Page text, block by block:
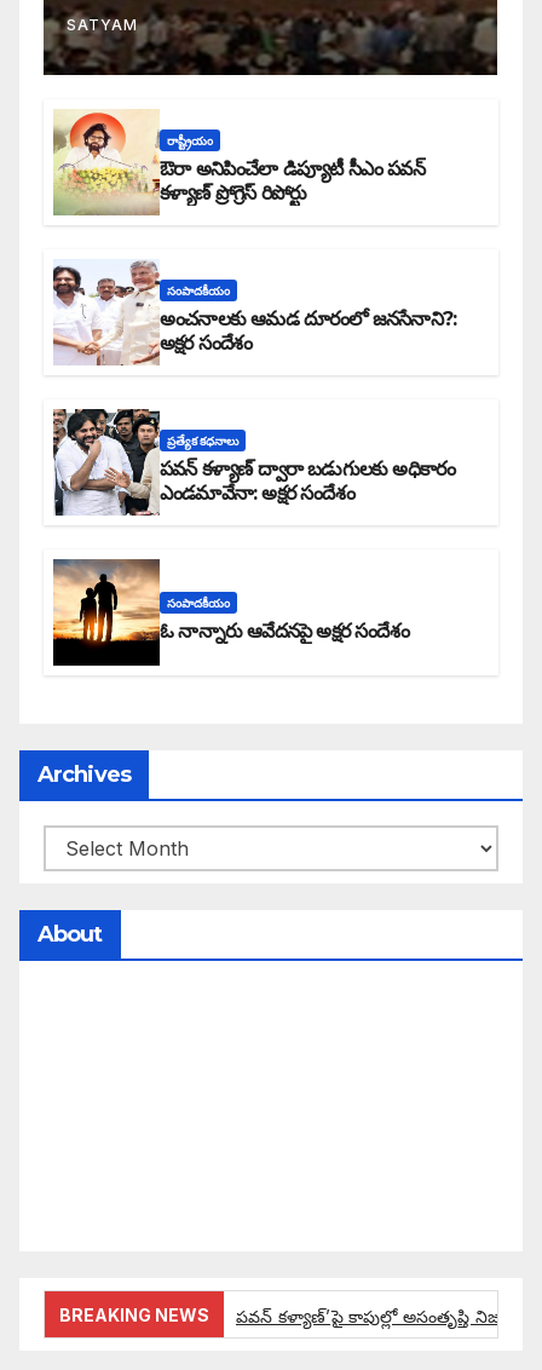
SATYAM
రాష్ట్రీయం
ఔరా అనిపించేలా డిప్యూటీ సీఎం పవన్
కళ్యాణ్ ప్రోగ్రెస్ రిపోర్టు
సంపాదకీయం
అంచనాలకు ఆమడ దూరంలో జనసేనాని?:
అక్షర సందేశం
ప్రత్యేక కధనాలు
పవన్ కళ్యాణ్ ద్వారా బడుగులకు అధికారం
ఎండమావేనా: అక్షర సందేశం
సంపాదకీయం
ఓ నాన్నారు ఆవేదనపై అక్షర సందేశం
Archives
About
BREAKING NEWS పవన్ కళ్యాణ్’పై కాపుల్లో అసంతృప్తి నిజమేనా: